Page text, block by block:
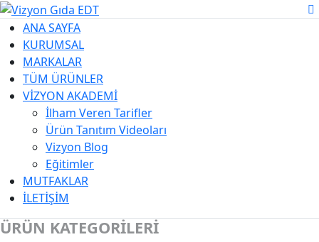
ANA SAYFA
KURUMSAL
MARKALAR
TÜM ÜRÜNLER
VİZYON AKADEMİ
İlham Veren Tarifler
Ürün Tanıtım Videoları
Vizyon Blog
Eğitimler
MUTFAKLAR
İLETİŞİM
ÜRÜN KATEGORİLERİ